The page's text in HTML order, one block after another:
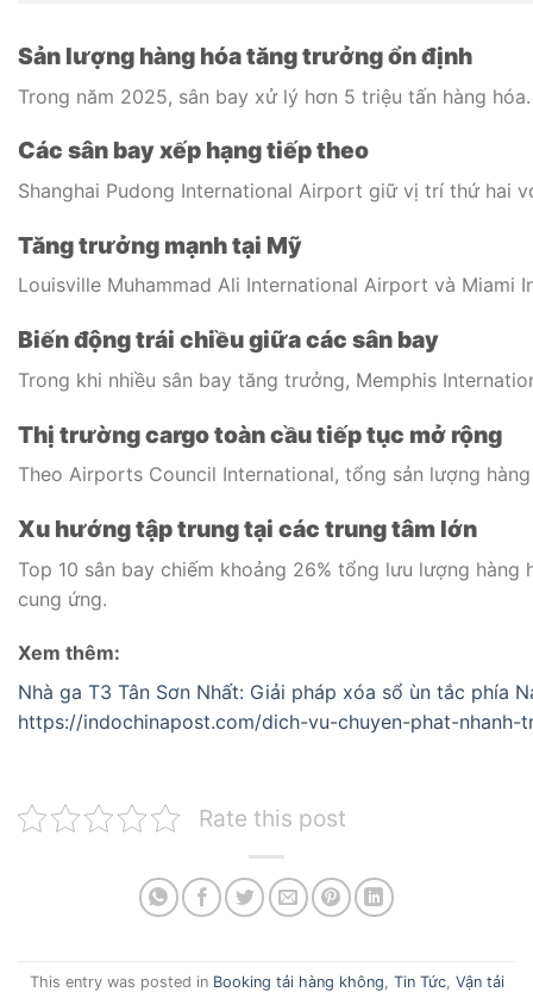
Sản lượng hàng hóa tăng trưởng ổn định
Trong năm 2025, sân bay xử lý hơn 5 triệu tấn hàng
Các sân bay xếp hạng tiếp theo
Shanghai Pudong International Airport giữ vị trí thứ hai
Tăng trưởng mạnh tại Mỹ
Louisville Muhammad Ali International Airport và Miami
Biến động trái chiều giữa các sân bay
Trong khi nhiều sân bay tăng trưởng, Memphis
Thị trường cargo toàn cầu tiếp tục mở rộng
Theo Airports Council International, tổng sản lượng
Xu hướng tập trung tại các trung tâm lớn
Top 10 sân bay chiếm khoảng 26% tổng lưu lượng
cung ứng.
Xem thêm:
Nhà ga T3 Tân Sơn Nhất: Giải pháp xóa sổ ùn tắc phía
https://indochinapost.com/dich-vu-chuyen-phat-
Rate this post
This entry was posted in Booking tải hàng không Tin Tức, Vận tải